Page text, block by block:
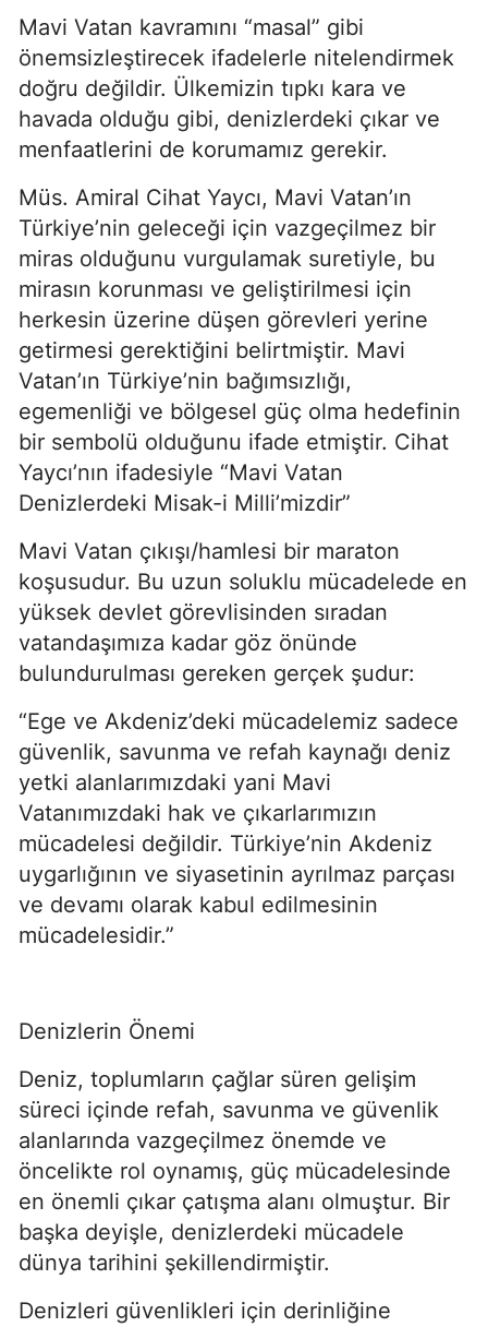
Mavi Vatan kavramını “masal” gibi
önemsizleştirecek ifadelerle nitelendirmek
doğru değildir. Ülkemizin tıpkı kara ve
havada olduğu gibi, denizlerdeki çıkar ve
menfaatlerini de korumamız gerekir.
Müs. Amiral Cihat Yaycı, Mavi Vatan’ın
Türkiye’nin geleceği için vazgeçilmez bir
miras olduğunu vurgulamak suretiyle, bu
mirasın korunması ve geliştirilmesi için
herkesin üzerine düşen görevleri yerine
getirmesi gerektiğini belirtmiştir. Mavi
Vatan’ın Türkiye’nin bağımsızlığı,
egemenliği ve bölgesel güç olma hedefinin
bir sembolü olduğunu ifade etmiştir. Cihat
Yaycı’nın ifadesiyle “Mavi Vatan
Denizlerdeki Misak-i Milli’mizdir”
Mavi Vatan çıkışı/hamlesi bir maraton
koşusudur. Bu uzun soluklu mücadelede en
yüksek devlet görevlisinden sıradan
vatandaşımıza kadar göz önünde
bulundurulması gereken gerçek şudur:
“Ege ve Akdeniz’deki mücadelemiz sadece
güvenlik, savunma ve refah kaynağı deniz
yetki alanlarımızdaki yani Mavi
Vatanımızdaki hak ve çıkarlarımızın
mücadelesi değildir. Türkiye’nin Akdeniz
uygarlığının ve siyasetinin ayrılmaz parçası
ve devamı olarak kabul edilmesinin
mücadelesidir.”
Denizlerin Önemi
Deniz, toplumların çağlar süren gelişim
süreci içinde refah, savunma ve güvenlik
alanlarında vazgeçilmez önemde ve
öncelikte rol oynamış, güç mücadelesinde
en önemli çıkar çatışma alanı olmuştur. Bir
başka deyişle, denizlerdeki mücadele
dünya tarihini şekillendirmiştir.
Denizleri güvenlikleri için derinliğine